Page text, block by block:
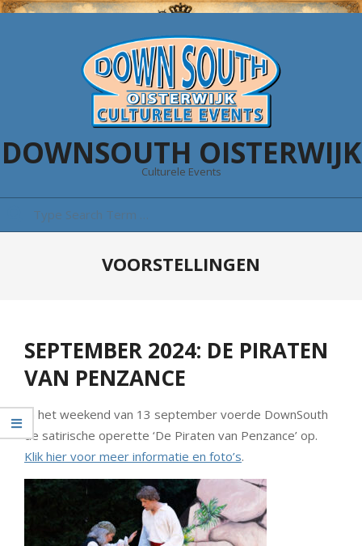
DOWNSOUTH OISTERWIJK
Culturele Events
VOORSTELLINGEN
SEPTEMBER 2024: DE PIRATEN
VAN PENZANCE
In het weekend van 13 september voerde DownSouth
de satirische operette ‘De Piraten van Penzance’ op.
Klik hier voor meer informatie en foto’s.